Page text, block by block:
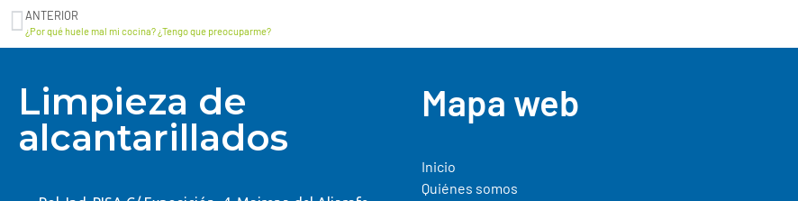
ANTERIOR
¿Por qué huele mal mi cocina? ¿Tengo que preocuparme?
Limpieza de
alcantarillados
Mapa web
Inicio
Quiénes somos